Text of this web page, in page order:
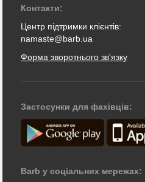
Контакти:
Центр підтримки клієнтів:
namaste@barb.ua
Форма зворотнього зв'язку
Застосунки для фахівців:
Barb у соціальних мережах: